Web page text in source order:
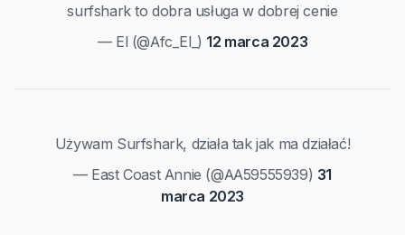
surfshark to dobra usługa w dobrej cenie
— El (@Afc_El_) 12 marca 2023
Używam Surfshark, działa tak jak ma działać!
— East Coast Annie (@AA59555939) 31
marca 2023